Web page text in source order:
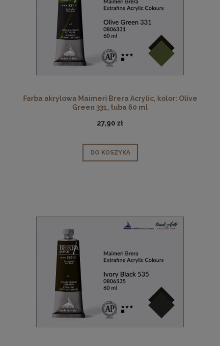
Farba akrylowa Maimeri Brera Acrylic, kolor: Olive
Green 331, tuba 60 ml
27,90 zł
DO KOSZYKA